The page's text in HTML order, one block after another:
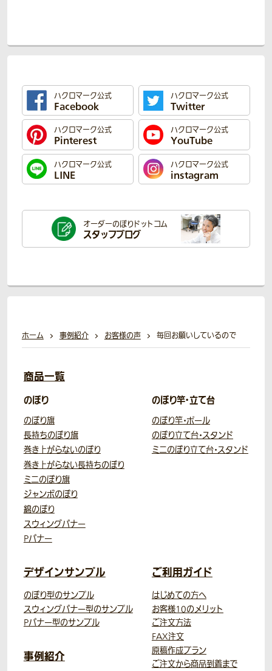
ハクロマーク公式
Facebook
ハクロマーク公式
Twitter
ハクロマーク公式
Pinterest
ハクロマーク公式
YouTube
ハクロマーク公式
LINE
ハクロマーク公式
instagram
オーダーのぼりドットコム
スタッフブログ
ホーム 事例紹介 お客様の声 毎回お願いしているので
商品一覧
のぼり
のぼり旗
長持ちのぼり旗
巻き上がらないのぼり
巻き上がらない長持ちのぼり
ミニのぼり旗
ジャンボのぼり
綿のぼり
スウィングバナー
Pバナー
のぼり竿・立て台
のぼり竿・ポール
のぼり立て台・スタンド
ミニのぼり立て台・スタンド
デザインサンプル
のぼり型のサンプル
スウィングバナー型のサンプル
Pバナー型のサンプル
事例紹介
ご利用ガイド
はじめての方へ
お客様10のメリット
ご注文方法
FAX注文
原稿作成プラン
ご注文から商品到着まで